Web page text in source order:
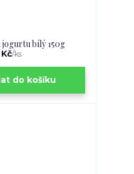
bílý 150g
/ks
do košíku